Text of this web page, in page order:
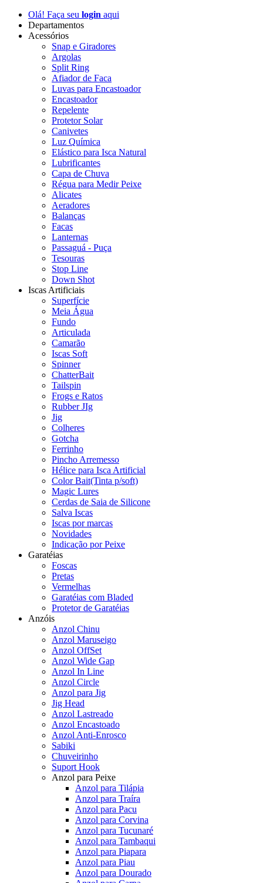
Olá! Faça seu login aqui
Departamentos
Acessórios
Snap e Giradores
Argolas
Split Ring
Afiador de Faca
Luvas para Encastoador
Encastoador
Repelente
Protetor Solar
Canivetes
Luz Química
Elástico para Isca Natural
Lubrificantes
Capa de Chuva
Régua para Medir Peixe
Alicates
Aeradores
Balanças
Facas
Lanternas
Passaguá - Puça
Tesouras
Stop Line
Down Shot
Iscas Artificiais
Superfície
Meia Água
Fundo
Articulada
Camarão
Iscas Soft
Spinner
ChatterBait
Tailspin
Frogs e Ratos
Rubber JIg
Jig
Colheres
Gotcha
Ferrinho
Pincho Arremesso
Hélice para Isca Artificial
Color Bait(Tinta p/soft)
Magic Lures
Cerdas de Saia de Silicone
Salva Iscas
Iscas por marcas
Novidades
Indicação por Peixe
Garatéias
Foscas
Pretas
Vermelhas
Garatéias com Bladed
Protetor de Garatéias
Anzóis
Anzol Chinu
Anzol Maruseigo
Anzol OffSet
Anzol Wide Gap
Anzol In Line
Anzol Circle
Anzol para Jig
Jig Head
Anzol Lastreado
Anzol Encastoado
Anzol Anti-Enrosco
Sabiki
Chuveirinho
Suport Hook
Anzol para Peixe
Anzol para Tilápia
Anzol para Traíra
Anzol para Pacu
Anzol para Corvina
Anzol para Tucunaré
Anzol para Tambaqui
Anzol para Piapara
Anzol para Piau
Anzol para Dourado